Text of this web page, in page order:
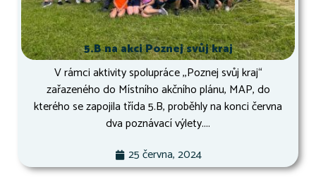
5.B na akci Poznej svůj kraj
V rámci aktivity spolupráce ,,Poznej svůj kraj“
zařazeného do Místního akčního plánu, MAP, do
kterého se zapojila třída 5.B, proběhly na konci června
dva poznávací výlety....
25 června, 2024